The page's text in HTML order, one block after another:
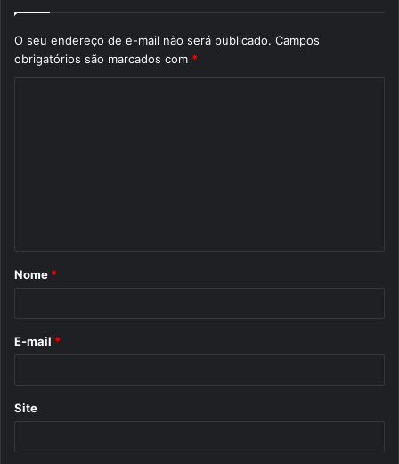
O seu endereço de e-mail não será publicado. Campos
obrigatórios são marcados com *
r
Nome *
E-mail *
Site